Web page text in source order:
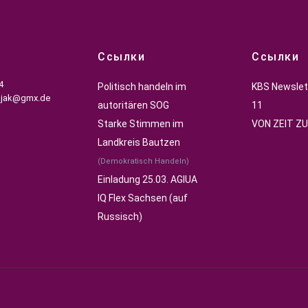
Ссылки
Politisch handeln im
autoritären SOG
Starke Stimmen im
Landkreis Bautzen
(Demokratisch Handeln)
Einladung 25.03. AGIUA
IQ Flex Sachsen (auf
Russisch)
Ссылки
KBS
11
VON ZEIT